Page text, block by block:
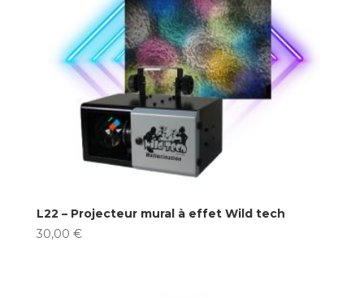
L22 – Projecteur mural à effet Wild tech
30,00 €